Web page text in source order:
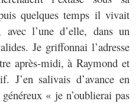
quelques temps il vivait
l’une d’elle, dans un
Je griffonnai l’adresse
après-midi, à Raymond et
J’en salivais d’avance en
« je n’oublierai pas